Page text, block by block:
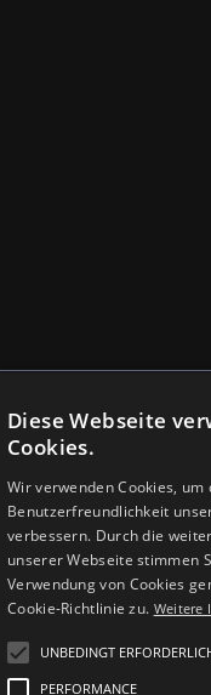
Kontakt
+49 (0) 89 87
Karriere
Diese Webseite
Cookies.
Wir verwenden Cookies, um
Benutzerfreundlichkeit
verbessern. Durch die
unserer Webseite stimmen
Verwendung von Cookies
Cookie-Richtlinie zu. Weitere
UNBEDINGT
PERFORMANCE